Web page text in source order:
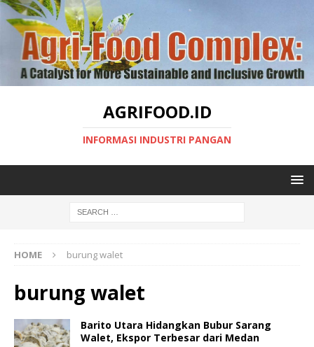
AGRIFOOD.ID
INFORMASI INDUSTRI PANGAN
HOME burung walet
burung walet
Barito Utara Hidangkan Bubur Sarang
Walet, Ekspor Terbesar dari Medan